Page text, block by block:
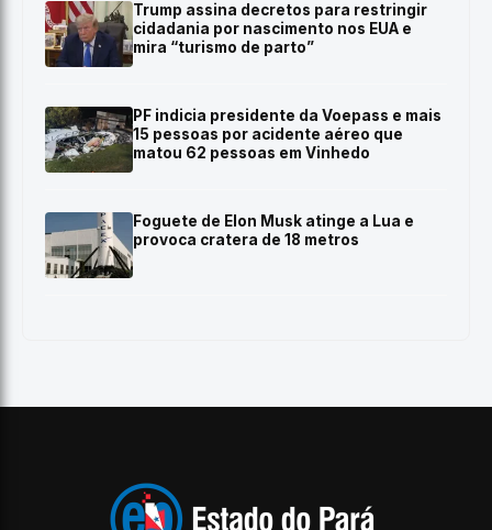
Trump assina decretos para restringir
cidadania por nascimento nos EUA e
mira “turismo de parto”
PF indicia presidente da Voepass e mais
15 pessoas por acidente aéreo que
matou 62 pessoas em Vinhedo
Foguete de Elon Musk atinge a Lua e
provoca cratera de 18 metros